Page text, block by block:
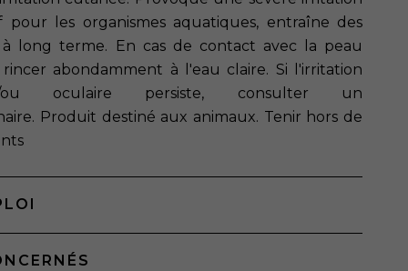
pour les organismes aquatiques, entraîne des
à long terme. En cas de contact avec la peau
abondamment à l'eau claire. Si l'irritation
oculaire persiste, consulter un
Produit destiné aux animaux. Tenir hors de